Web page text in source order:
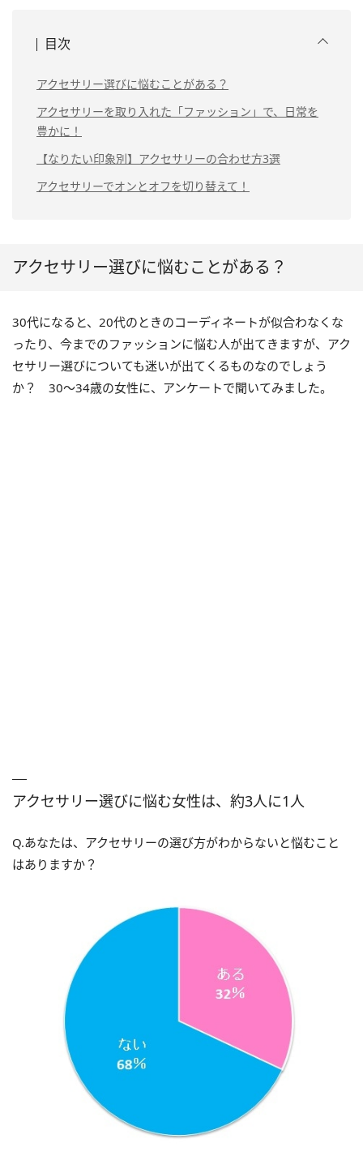
目次
アクセサリー選びに悩むことがある？
アクセサリーを取り入れた「ファッション」で、日常を
豊かに！
【なりたい印象別】アクセサリーの合わせ方3選
アクセサリーでオンとオフを切り替えて！
アクセサリー選びに悩むことがある？
30代になると、20代のときのコーディネートが似合わなくな
ったり、今までのファッションに悩む人が出てきますが、アク
セサリー選びについても迷いが出てくるものなのでしょう
か？ 30～34歳の女性に、アンケートで聞いてみました。
アクセサリー選びに悩む女性は、約3人に1人
Q.あなたは、アクセサリーの選び方がわからないと悩むこと
はありますか？